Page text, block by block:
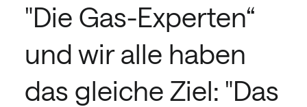
"Die Gas-Experten“
und wir alle haben
das gleiche Ziel: "Das